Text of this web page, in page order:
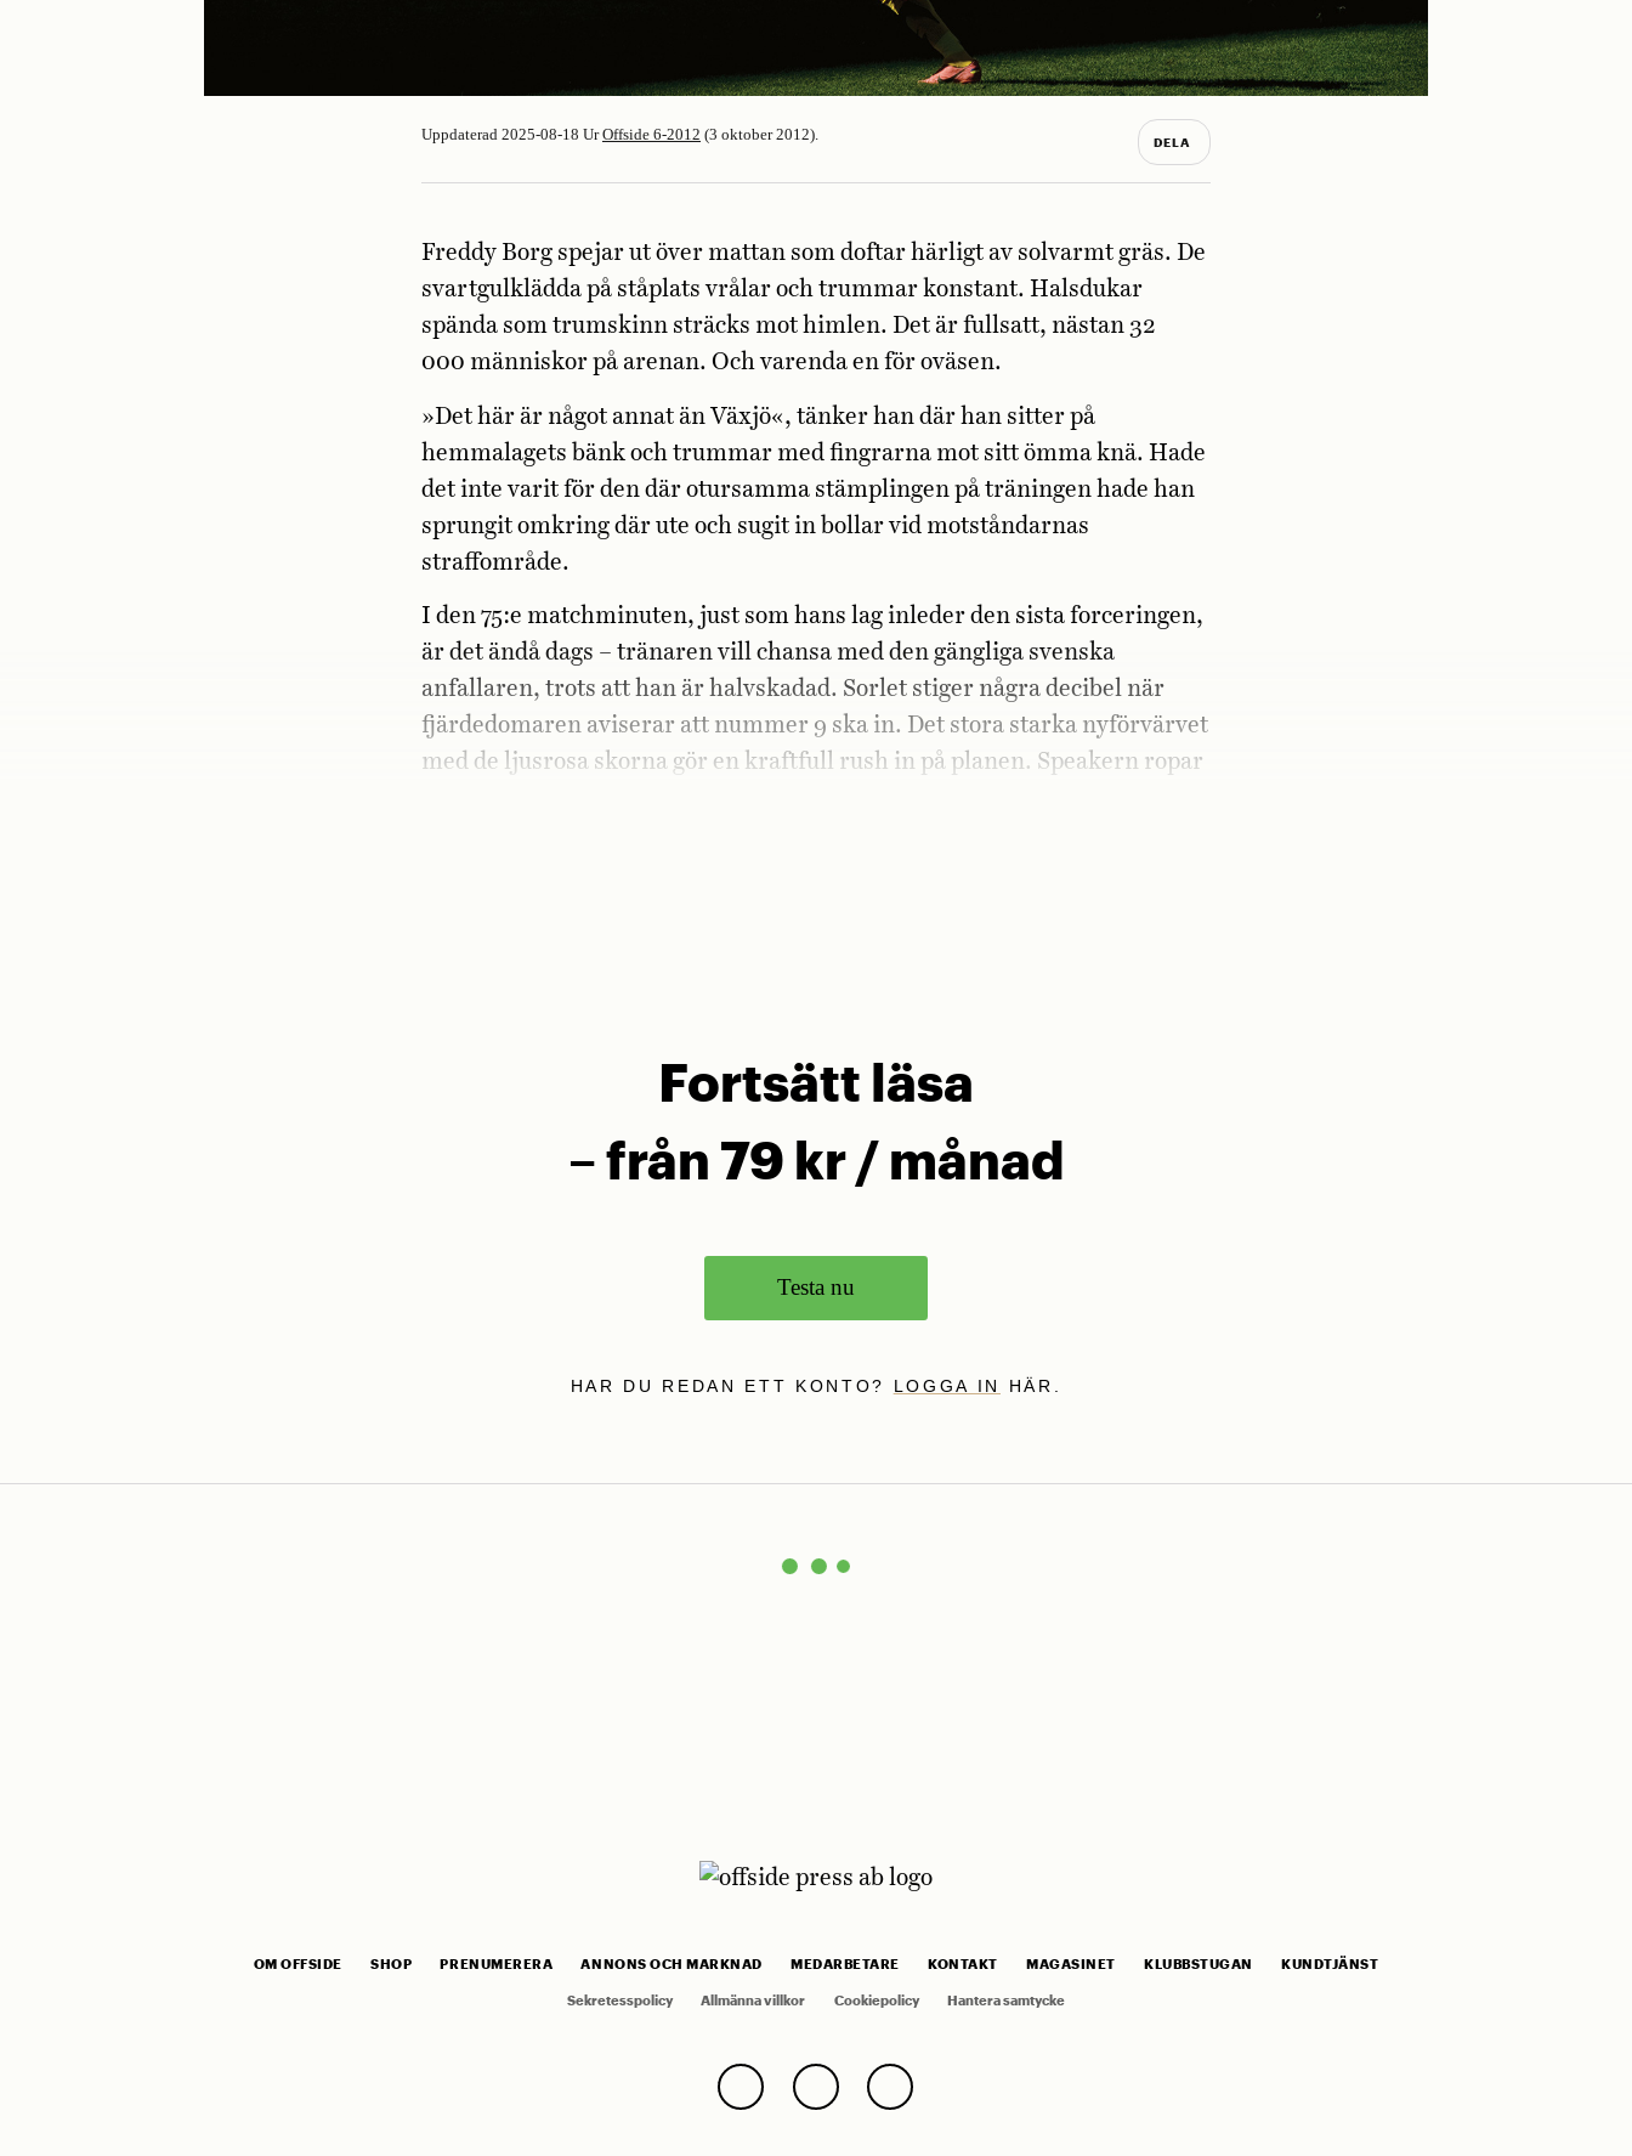
Uppdaterad 2025-08-18 UrOffside 6-2012 (3 oktober 2012). DELA
Freddy Borg spejar ut över mattan som doftar ­härligt av solvarmt gräs. De
svartgulklädda på ståplats vrålar och trummar konstant. Halsdukar
spända som trumskinn sträcks mot himlen. Det är fullsatt, nästan 32
000 ­människor på arenan. Och varenda ­­­­­en för oväsen.
»Det här är något annat än Växjö«, tänker han där han sitter på
hemmalagets bänk och trummar med fingrarna mot sitt ömma knä. Hade
det inte varit för den där otursamma stämplingen på träningen hade han
sprungit omkring där ute och sugit in ­bollar vid motståndarnas
straffområde.
I den 75:e matchminuten, just som hans lag inleder den sista forceringen,
är det ändå dags – tränarenvill chansa med den gängliga svenska
anfallaren, trots att han är halv­skadad. ­ Sorlet stiger några decibel när
fjärdedomaren ­aviserar att nummer 9 ska in. Det stora starka nyförvärvet
­­­med de ljusrosa skorna gör en kraftfull rush in på ­planen. Speakern ropar
Fortsätt läsa
– från 79 kr / månad
Testa nu
HAR DU REDAN ETT KONTO? LOGGA IN HÄR.
OM OFFSIDE SHOP PRENUMERERA ANNONS OCH MARKNAD MEDARBETARE KONTAKT MAGASINET KLUBBSTUGAN KUNDTJÄNST
Sekretesspolicy Allmänna villkor Cookiepolicy Hantera samtycke